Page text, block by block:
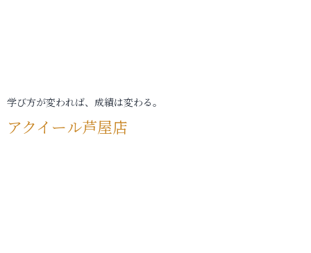
学び方が変われば、成績は変わる。
アクイール芦屋店